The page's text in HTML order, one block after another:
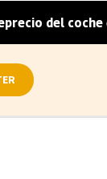
del coche